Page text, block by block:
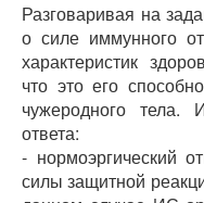
Разговаривая на
о силе иммунного
характеристик
что это его
чужеродного тела.
ответа:
- нормоэргический
силы защитной